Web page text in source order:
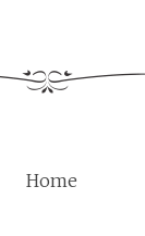
Home